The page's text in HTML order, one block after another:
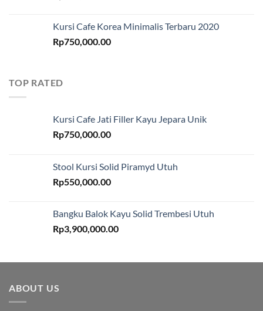
Kursi Cafe Korea Minimalis Terbaru 2020
Rp750,000.00
TOP RATED
Kursi Cafe Jati Filler Kayu Jepara Unik
Rp750,000.00
Stool Kursi Solid Piramyd Utuh
Rp550,000.00
Bangku Balok Kayu Solid Trembesi Utuh
Rp3,900,000.00
ABOUT US